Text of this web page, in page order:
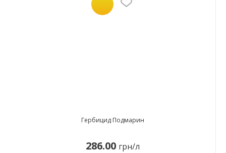
Гербицид Подмарин
286.00 грн/л